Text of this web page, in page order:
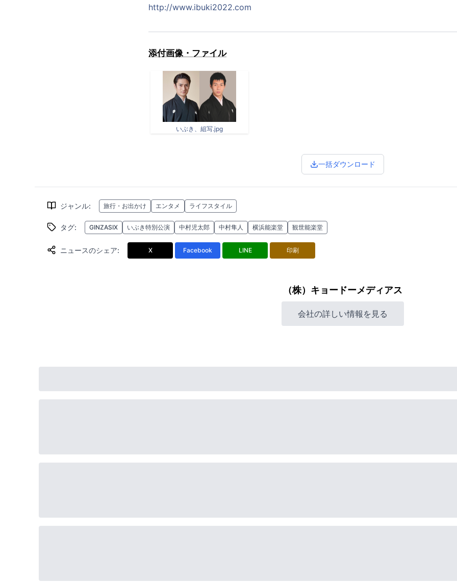
http://www.ibuki2022.com
添付画像・ファイル
いぶき、組写.jpg
一括ダウンロード
ジャンル: 旅行・お出かけ エンタメ ライフスタイル
タグ: GINZASIX いぶき特別公演 中村児太郎 中村隼人 横浜能楽堂 観世能楽堂
ニュースのシェア: X Facebook LINE 印刷
（株）キョードーメディアス
会社の詳しい情報を見る